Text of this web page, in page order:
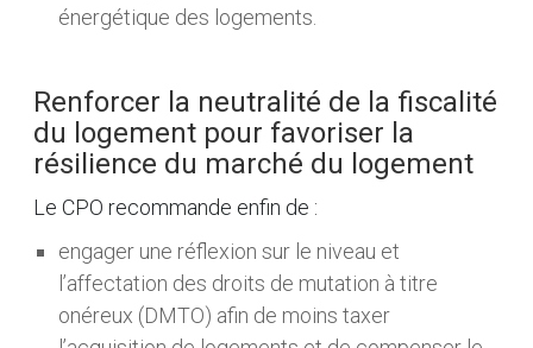
énergétique des logements.
Renforcer la neutralité de la fiscalité
du logement pour favoriser la
résilience du marché du logement
Le CPO recommande enfin de :
engager une réflexion sur le niveau et
l’affectation des droits de mutation à titre
onéreux (DMTO) afin de moins taxer